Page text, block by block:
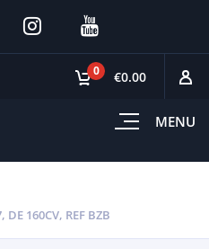
MENU
0 €0.00
DE 160CV, REF BZB